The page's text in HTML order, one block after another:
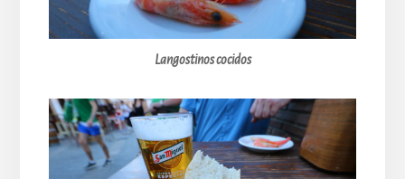
Langostinos cocidos